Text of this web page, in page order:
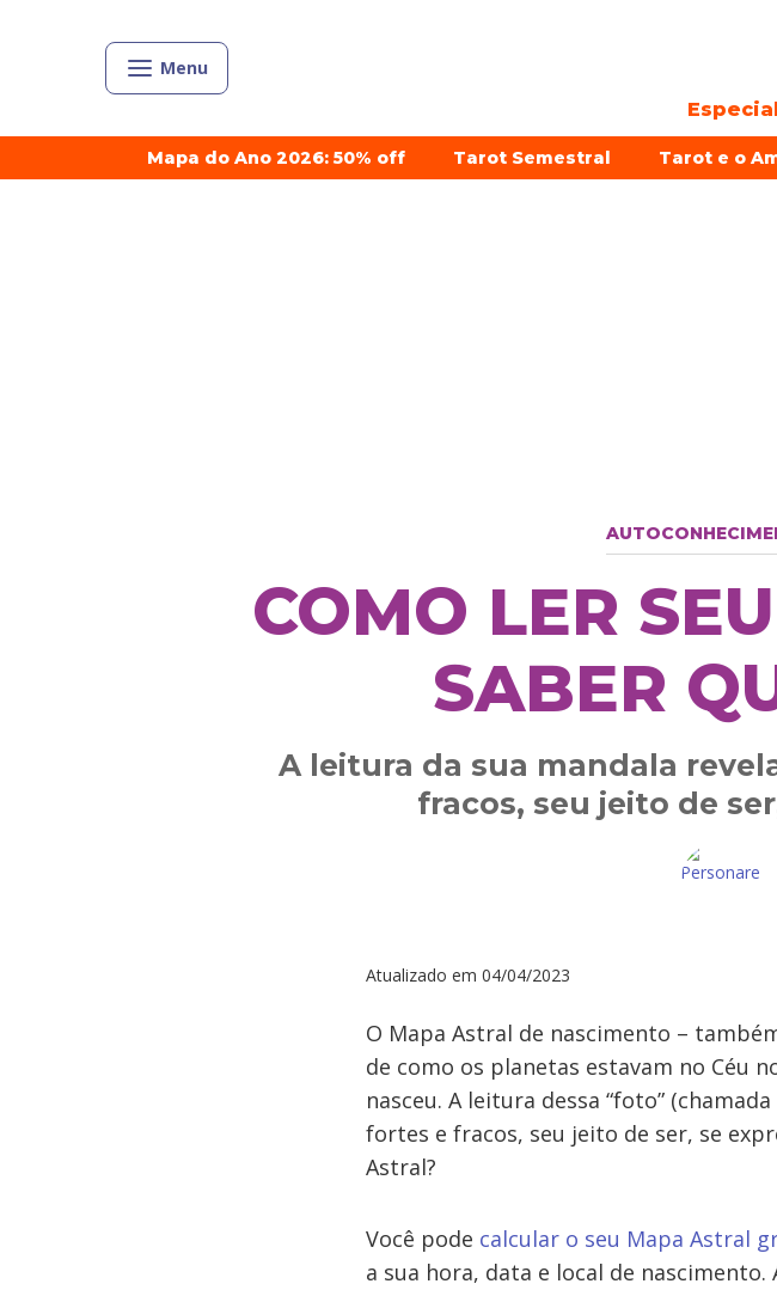
Menu
Mapa do Ano 2026: 50% off Tarot Semestral Tarot e o
COMO LER
SABER
A leitura da sua mandala
fracos, seu jeito de
Atualizado em 04/04/2023
O Mapa Astral de nascimento –
de como os planetas estavam no Céu
nasceu. A leitura dessa “foto”
fortes e fracos, seu jeito de ser, se
Astral?
Você pode calcular o seu Mapa Astral
a sua hora, data e local de